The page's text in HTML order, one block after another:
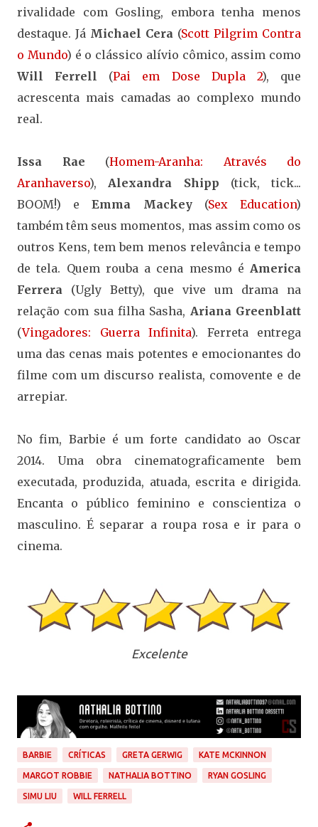
rivalidade com Gosling, embora tenha menos
destaque. Já Michael Cera (Scott Pilgrim Contra
o Mundo) é o clássico alívio cômico, assim como
Will Ferrell (Pai em Dose Dupla 2), que
acrescenta mais camadas ao complexo mundo
real.
Issa Rae (Homem-Aranha: Através do
Aranhaverso),Alexandra Shipp (tick, tick...
BOOM!) eEmma Mackey(Sex Education)
também têm seus momentos, mas assim como os
outros Kens, tem bem menos relevância e tempo
de tela. Quem rouba a cena mesmo é America
Ferrera (Ugly Betty), que vive um drama na
relação com sua filha Sasha, Ariana Greenblatt
(Vingadores: Guerra Infinita). Ferreta entrega
uma das cenas mais potentes e emocionantes do
filme com um discurso realista, comovente e de
arrepiar.
No fim, Barbie é um forte candidato ao Oscar
2014. Uma obra cinematograficamente bem
executada, produzida, atuada, escrita e dirigida.
Encanta o público feminino e conscientiza o
masculino. É separar a roupa rosa e ir para o
cinema.
Excelente
BARBIE CRÍTICAS GRETA GERWIG KATE MCKINNON
MARGOT ROBBIE NATHALIA BOTTINO RYAN GOSLING
SIMU LIU WILL FERRELL